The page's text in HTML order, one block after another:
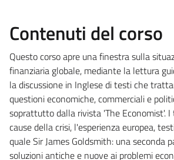
Contenuti del corso
Questo corso apre una finestra sulla
finanziaria globale, mediante la lettura
la discussione in Inglese di testi che
questioni economiche, commerciali e
soprattutto dalla rivista 'The Economist'.
cause della crisi, l'esperienza europea,
quale Sir James Goldsmith: una seconda
soluzioni antiche e nuove ai problemi